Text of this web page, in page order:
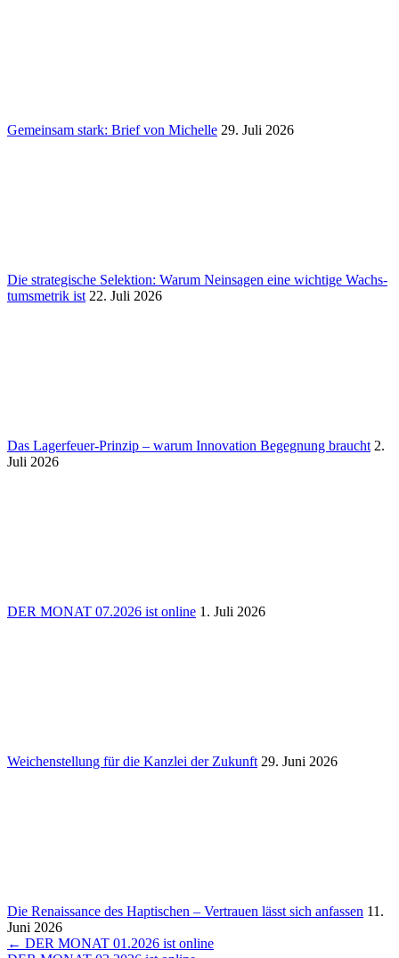
Gemeinsam stark: Brief von Michelle 29. Juli 2026
Die stra­te­gi­sche Selek­tion: Warum Nein­sagen eine wich­tige Wachs­
tums­me­trik ist 22. Juli 2026
Das Lager­feuer-Prinzip – warum Inno­va­tion Begeg­nung braucht 2.
Juli 2026
DER MONAT 07.2026 ist online 1. Juli 2026
Weichen­stel­lung für die Kanzlei der Zukunft 29. Juni 2026
Die Renais­sance des Hapti­schen – Vertrauen lässt sich anfassen 11.
Juni 2026
Beitragsnavigation
← DER MONAT 01.2026 ist online